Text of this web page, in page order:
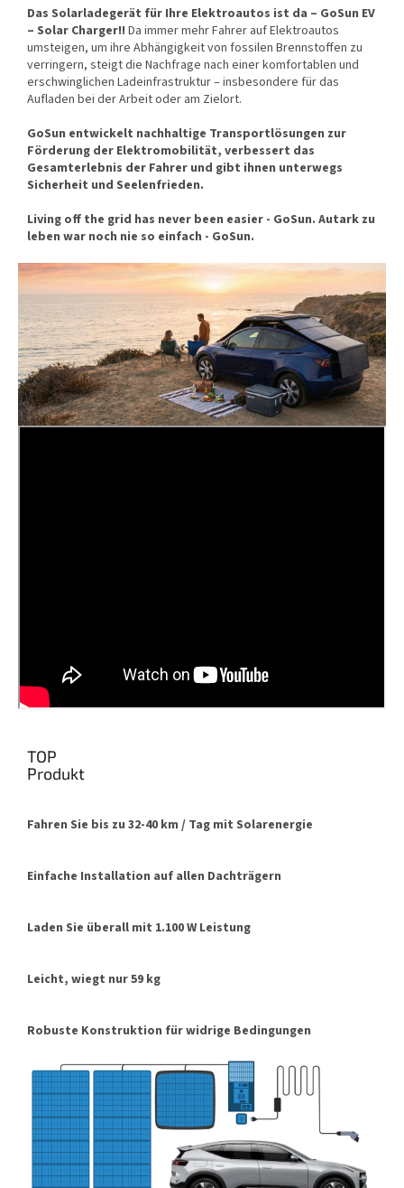
Das Solarladegerät für Ihre Elektroautos ist da – GoSun EV
– Solar Charger!! Da immer mehr Fahrer auf Elektroautos
umsteigen, um ihre Abhängigkeit von fossilen Brennstoffen zu
verringern, steigt die Nachfrage nach einer komfortablen und
erschwinglichen Ladeinfrastruktur – insbesondere für das
Aufladen bei der Arbeit oder am Zielort.
GoSun entwickelt nachhaltige Transportlösungen zur
Förderung der Elektromobilität, verbessert das
Gesamterlebnis der Fahrer und gibt ihnen unterwegs
Sicherheit und Seelenfrieden.
Living off the grid has never been easier - GoSun. Autark zu
leben war noch nie so einfach - GoSun.
TOP
Produkt
Fahren Sie bis zu 32-40 km / Tag mit Solarenergie
Einfache Installation auf allen Dachträgern
Laden Sie überall mit 1.100 W Leistung
Leicht, wiegt nur 59 kg
Robuste Konstruktion für widrige Bedingungen